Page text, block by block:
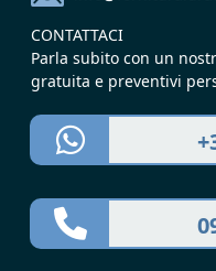
CONTATTACI
Parla subito con un
gratuita e preventivi